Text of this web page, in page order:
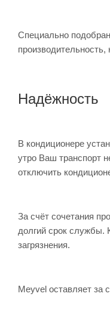
Специально
Надёжность
В кондиционере
утро Ваш транспорт
отключить
За счёт сочетания
долгий срок службы.
загрязнения.
Meyvel оставляет за